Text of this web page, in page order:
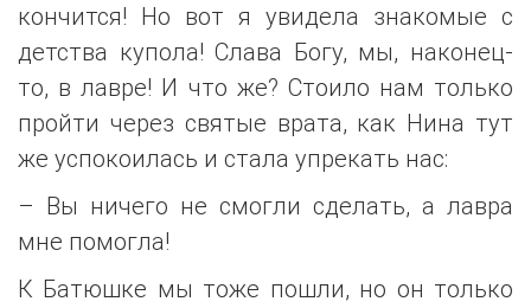
кончится! Но вот я увидела знакомые с
детства купола! Слава Богу, мы, наконец-
то, в лавре! И что же? Стоило нам только
пройти через святые врата, как Нина тут
же успокоилась и стала упрекать нас:
– Вы ничего не смогли сделать, а лавра
мне помогла!
К Батюшке мы тоже пошли, но он только